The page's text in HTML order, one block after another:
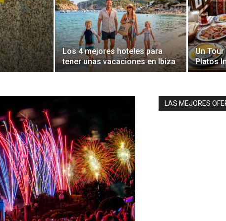
Los 4 mejores hoteles para
tener unas vacaciones en Ibiza
Un
Platos
LAS MEJORES